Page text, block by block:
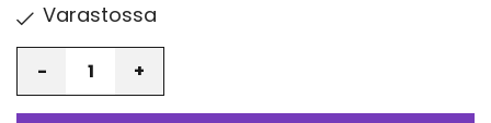
Varastossa